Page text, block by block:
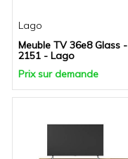
Lago
Meuble TV 36e8 Glass -
2151 - Lago
Prix sur demande